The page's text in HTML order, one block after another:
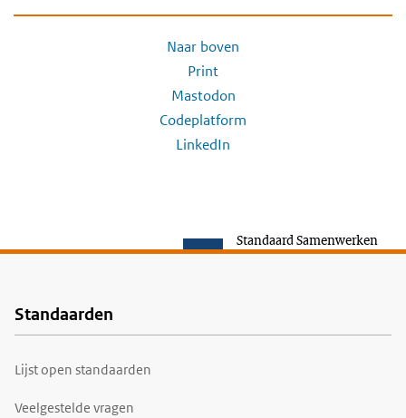
Naar boven
Print
Mastodon
Codeplatform
LinkedIn
Standaard Samenwerken
Voet
Standaarden
Lijst open standaarden
Veelgestelde vragen